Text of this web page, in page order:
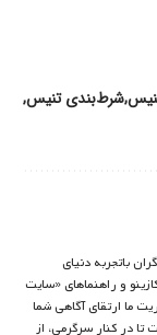
شرط‌بندی تنیس
باتجربه دنیای
و راهنماهای «سایت
ما ارتقای آگاهی شما
تا در کنار سرگرمی، از